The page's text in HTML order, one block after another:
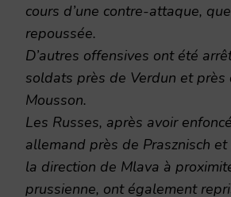
cours d’une contre-attaque,
repoussée.
D’autres offensives ont été
soldats près de Verdun et
Mousson.
Les Russes, après avoir
allemand près de Prasznisch
la direction de Mlava à
prussienne, ont également